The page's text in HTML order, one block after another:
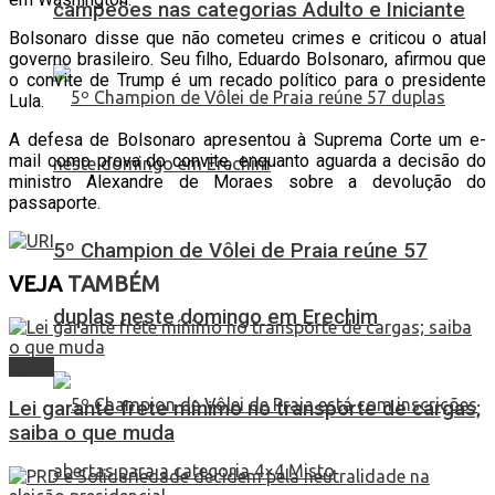
campeões nas categorias Adulto e Iniciante
5º Champion de Vôlei de Praia reúne 57
duplas neste domingo em Erechim
Bolsonaro disse que não cometeu crimes e criticou o atual
governo brasileiro. Seu filho, Eduardo Bolsonaro, afirmou que
o convite de Trump é um recado político para o presidente
Lula.
A defesa de Bolsonaro apresentou à Suprema Corte um e-
mail como prova do convite, enquanto aguarda a decisão do
ministro Alexandre de Moraes sobre a devolução do
passaporte.
VEJATAMBÉM
Lei garante frete mínimo no transporte de cargas;
saiba o que muda